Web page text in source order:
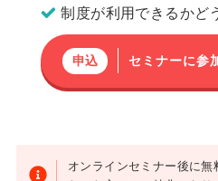
制度が利用できるかど
申込 セミナーに参
オンラインセミナー後に